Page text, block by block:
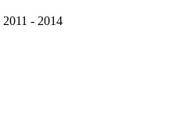
2011 - 2014